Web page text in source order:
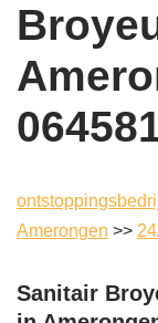
Amerongen >>
Sanitair